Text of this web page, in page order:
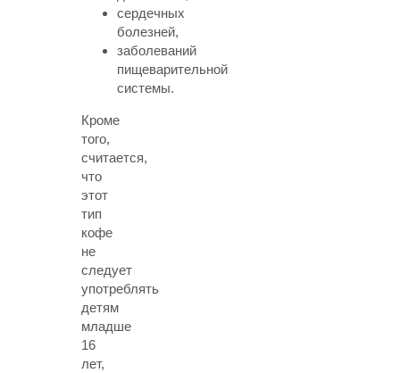
сердечных
болезней,
заболеваний
пищеварительной
системы.
Кроме
того,
считается,
что
этот
тип
кофе
не
следует
употреблять
детям
младше
16
лет,